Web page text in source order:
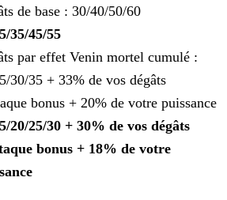
de base : 30/40/50/60
35/45/55
par effet Venin mortel cumulé :
30/35 + 33% de vos dégâts
bonus + 20% de votre puissance
20/25/30 + 30% de vos dégâts
bonus + 18% de votre